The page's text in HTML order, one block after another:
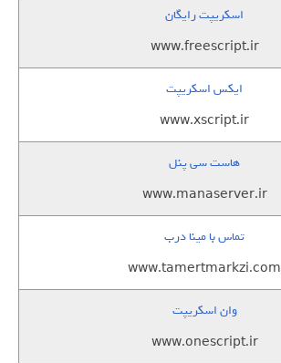
اسکریپت رایگان
www.freescript.ir
ایکس اسکریپت
www.xscript.ir
هاست سی پنل
www.manaserver.ir
تماس با مینا درب
www.tamertmarkzi.com
وان اسکریپت
www.onescript.ir